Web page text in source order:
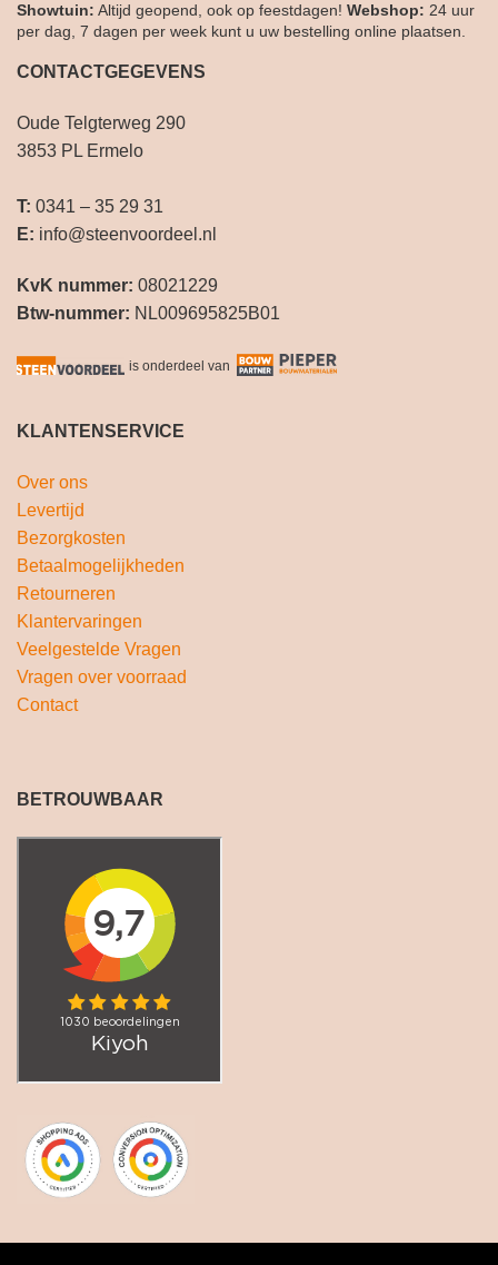
Showtuin: Altijd geopend, ook op feestdagen! Webshop: 24 uur
per dag, 7 dagen per week kunt u uw bestelling online plaatsen.
CONTACTGEGEVENS
Oude Telgterweg 290
3853 PL Ermelo
T: 0341 – 35 29 31
E: info@steenvoordeel.nl
KvK nummer: 08021229
Btw-nummer: NL009695825B01
is onderdeel van
KLANTENSERVICE
Over ons
Levertijd
Bezorgkosten
Betaalmogelijkheden
Retourneren
Klantervaringen
Veelgestelde Vragen
Vragen over voorraad
Contact
BETROUWBAAR